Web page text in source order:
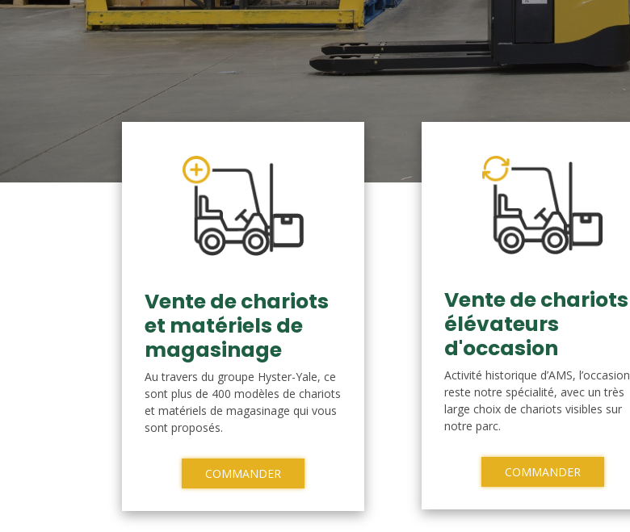
Vente de chariots
et matériels de
magasinage
Au travers du groupe Hyster-Yale, ce
sont plus de 400 modèles de chariots
et matériels de magasinage qui vous
sont proposés.
COMMANDER
Vente de chariots
élévateurs
d'occasion
Activité historique d’AMS, l’occasion
reste notre spécialité, avec un très
large choix de chariots visibles sur
notre parc.
COMMANDER